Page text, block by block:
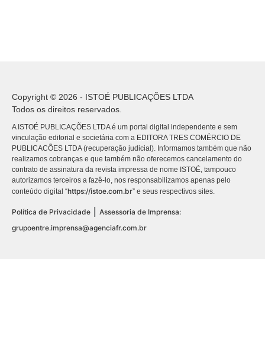
Copyright © 2026 - ISTOÉ PUBLICAÇÕES LTDA
Todos os direitos reservados.
A ISTOÉ PUBLICAÇÕES LTDA é um portal digital independente e sem
vinculação editorial e societária com a EDITORA TRES COMÉRCIO DE
PUBLICACÕES LTDA (recuperação judicial). Informamos também que não
realizamos cobranças e que também não oferecemos cancelamento do
contrato de assinatura da revista impressa de nome ISTOÉ, tampouco
autorizamos terceiros a fazê-lo, nos responsabilizamos apenas pelo
conteúdo digital “https://istoe.com.br” e seus respectivos sites.
Política de Privacidade
Assessoria de Imprensa:
grupoentre.imprensa@agenciafr.com.br